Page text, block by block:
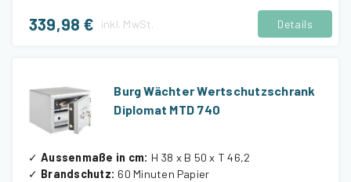
339,98 € inkl. MwSt. Details
Burg Wächter Wertschutzschrank
Diplomat MTD 740
✓ Aussenmaße in cm: H 38 x B 50 x T 46,2
✓ Brandschutz: 60 Minuten Papier